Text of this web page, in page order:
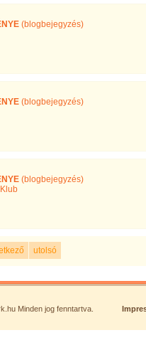
(blogbejegyzés)
(blogbejegyzés)
(blogbejegyzés)
utolsó
Minden jog fenntartva.